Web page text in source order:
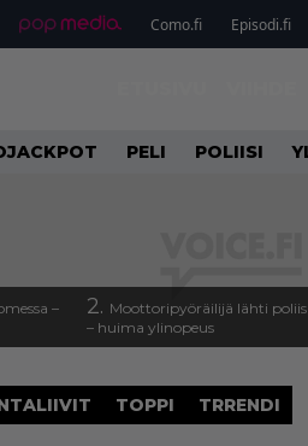
Como.fi Episodi.fi
PELI POLIISI
–
2. Moottoripyöräilijä lähti
– huima ylinopeus
TOPPI TRRENDI